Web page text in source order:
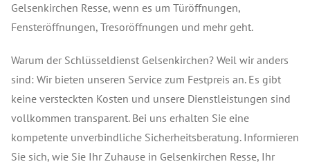
Gelsenkirchen Resse, wenn es um Türöffnungen,
Fensteröffnungen, Tresoröffnungen und mehr geht.
Warum der Schlüsseldienst Gelsenkirchen? Weil wir anders
sind: Wir bieten unseren Service zum Festpreis an. Es gibt
keine versteckten Kosten und unsere Dienstleistungen sind
vollkommen transparent. Bei uns erhalten Sie eine
kompetente unverbindliche Sicherheitsberatung. Informieren
Sie sich, wie Sie Ihr Zuhause in Gelsenkirchen Resse, Ihr